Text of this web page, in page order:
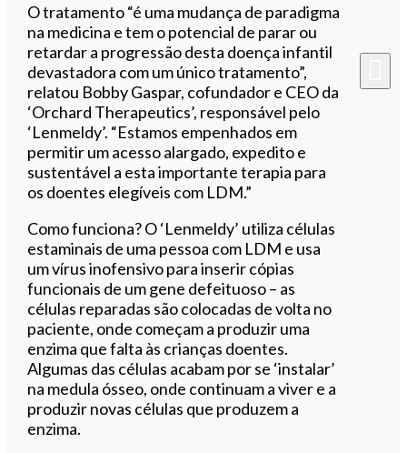
O tratamento “é uma mudança de paradigma
na medicina e tem o potencial de parar ou
retardar a progressão desta doença infantil
devastadora com um único tratamento”,
relatou Bobby Gaspar, cofundador e CEO da
‘Orchard Therapeutics’, responsável pelo
‘Lenmeldy’. “Estamos empenhados em
permitir um acesso alargado, expedito e
sustentável a esta importante terapia para
os doentes elegíveis com LDM.”
Como funciona? O ‘Lenmeldy’ utiliza células
estaminais de uma pessoa com LDM e usa
um vírus inofensivo para inserir cópias
funcionais de um gene defeituoso – as
células reparadas são colocadas de volta no
paciente, onde começam a produzir uma
enzima que falta às crianças doentes.
Algumas das células acabam por se ‘instalar’
na medula ósseo, onde continuam a viver e a
produzir novas células que produzem a
enzima.